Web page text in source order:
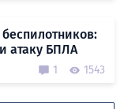
атаку БПЛА
1 1543